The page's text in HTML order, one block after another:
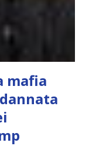
la differenza
mafia